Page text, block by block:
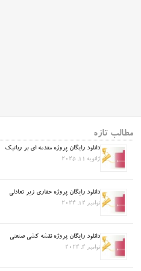
مطالب تازه
دانلود رایگان پروژه مقدمه ای بر رباتیک
ژانویه 11, 2025
دانلود رایگان پروژه حفاری زیر تعادلی
نوامبر 12, 2024
دانلود رایگان پروژه نقشه کشی صنعتی
نوامبر 4, 2024